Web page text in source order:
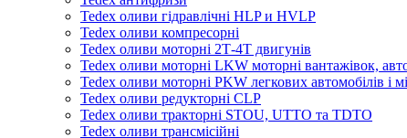
Tedex оливи гідравлічні HLP и HVLP
Tedex оливи компресорні
Tedex оливи моторні 2Т-4Т двигунів
Tedex оливи моторні LKW моторні вантажівок,
Tedex оливи моторні PKW легкових автомобілів і
Tedex оливи редукторні CLP
Tedex оливи тракторні STOU, UTTO та TDTO
Tedex оливи трансмісійні